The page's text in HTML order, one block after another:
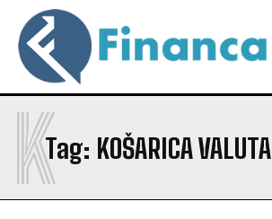
Tag: KOŠARICA VALUTA
K